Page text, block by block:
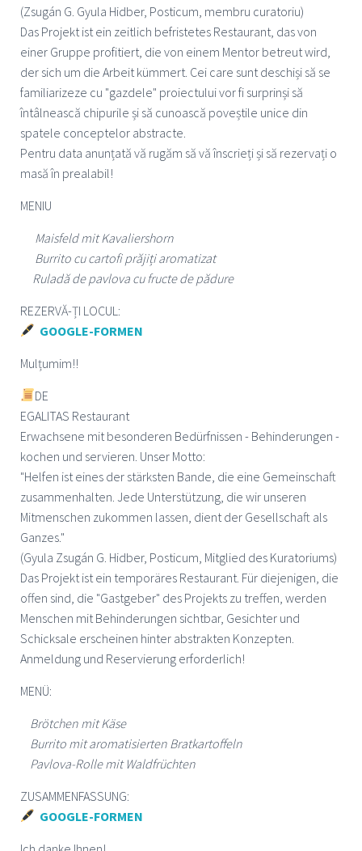
(Zsugán G. Gyula Hidber, Posticum, membru curatoriu)
Das Projekt ist ein zeitlich befristetes Restaurant, das von
einer Gruppe profitiert, die von einem Mentor betreut wird,
der sich um die Arbeit kümmert. Cei care sunt deschiși să se
familiarizeze cu "gazdele" proiectului vor fi surprinși să
întâlnească chipurile și să cunoască poveștile unice din
spatele conceptelor abstracte.
Pentru data anunțată vă rugăm să vă înscrieți și să rezervați o
masă în prealabil!
MENIU
Maisfeld mit Kavaliershorn
Burrito cu cartofi prăjiți aromatizat
Ruladă de pavlova cu fructe de pădure
REZERVĂ-ȚI LOCUL:
GOOGLE-FORMEN
Mulțumim!!
DE
EGALITAS Restaurant
Erwachsene mit besonderen Bedürfnissen - Behinderungen -
kochen und servieren. Unser Motto:
"Helfen ist eines der stärksten Bande, die eine Gemeinschaft
zusammenhalten. Jede Unterstützung, die wir unseren
Mitmenschen zukommen lassen, dient der Gesellschaft als
Ganzes."
(Gyula Zsugán G. Hidber, Posticum, Mitglied des Kuratoriums)
Das Projekt ist ein temporäres Restaurant. Für diejenigen, die
offen sind, die "Gastgeber" des Projekts zu treffen, werden
Menschen mit Behinderungen sichtbar, Gesichter und
Schicksale erscheinen hinter abstrakten Konzepten.
Anmeldung und Reservierung erforderlich!
MENÜ:
Brötchen mit Käse
Burrito mit aromatisierten Bratkartoffeln
Pavlova-Rolle mit Waldfrüchten
ZUSAMMENFASSUNG:
GOOGLE-FORMEN